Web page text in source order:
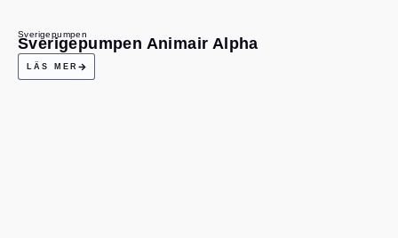
Sverigepumpen
Sverigepumpen Animair Alpha
LÄS MER